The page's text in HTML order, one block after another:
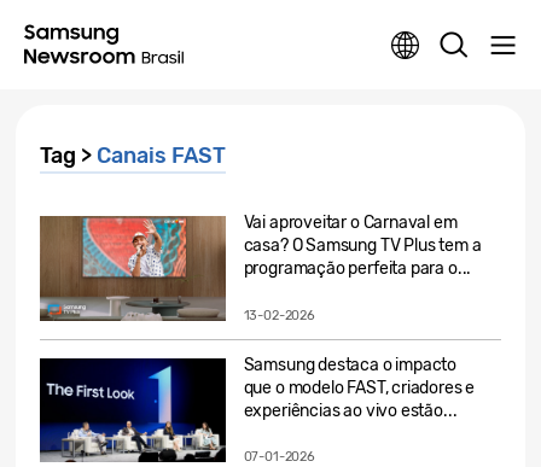
Tag > Canais FAST
Vai aproveitar o Carnaval em
casa? O Samsung TV Plus tem a
programação perfeita para o...
13-02-2026
Samsung destaca o impacto
que o modelo FAST, criadores e
experiências ao vivo estão...
07-01-2026